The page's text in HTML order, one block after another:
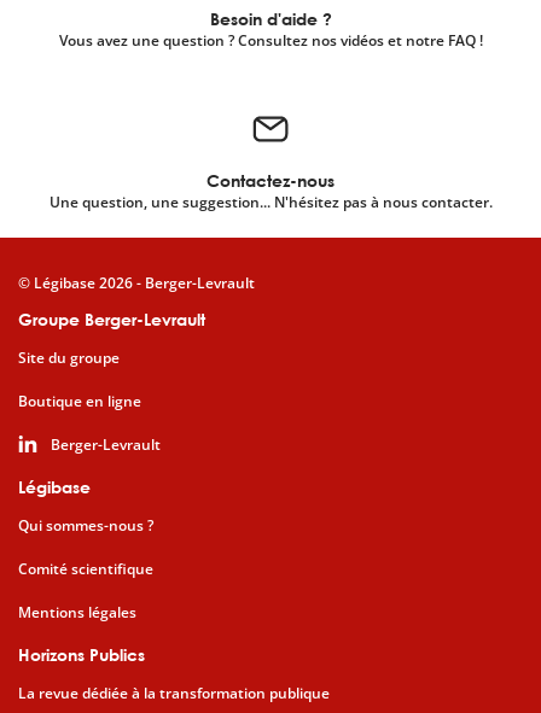
Besoin d'aide ?
Vous avez une question ? Consultez nos vidéos et notre FAQ !
Contactez-nous
Une question, une suggestion... N'hésitez pas à nous contacter.
Groupe Berger-Levrault
Site du groupe
Boutique en ligne
Berger-Levrault
Légibase
Qui sommes-nous ?
Comité scientifique
Mentions légales
Horizons Publics
La revue dédiée à la transformation publique
© Légibase 2026 - Berger-Levrault